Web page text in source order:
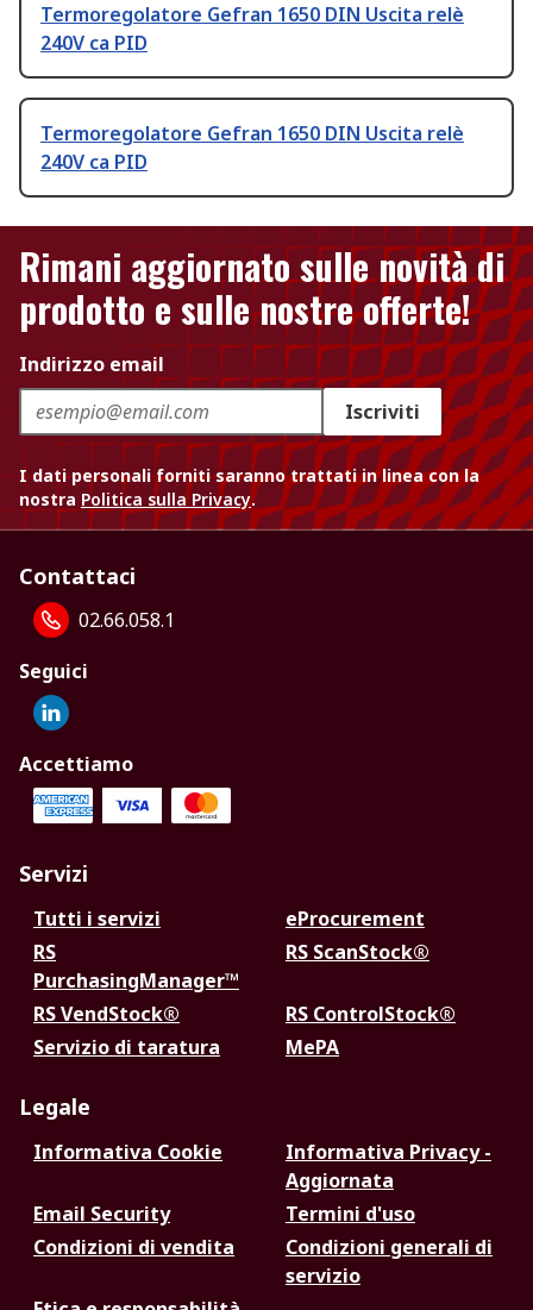
Termoregolatore Gefran 1650 DIN Uscita relè
240V ca PID
Termoregolatore Gefran 1650 DIN Uscita relè
240V ca PID
Rimani aggiornato sulle novità di
prodotto e sulle nostre offerte!
Indirizzo email
Iscriviti
I dati personali forniti saranno trattati in linea con la
nostra Politica sulla Privacy.
Contattaci
02.66.058.1
Seguici
Accettiamo
Servizi
Tutti i servizi
eProcurement
RS
PurchasingManager™
RS ScanStock®
RS VendStock®
RS ControlStock®
Servizio di taratura
MePA
Legale
Informativa Cookie
Informativa Privacy -
Aggiornata
Email Security
Termini d'uso
Condizioni di vendita
Condizioni generali di
servizio